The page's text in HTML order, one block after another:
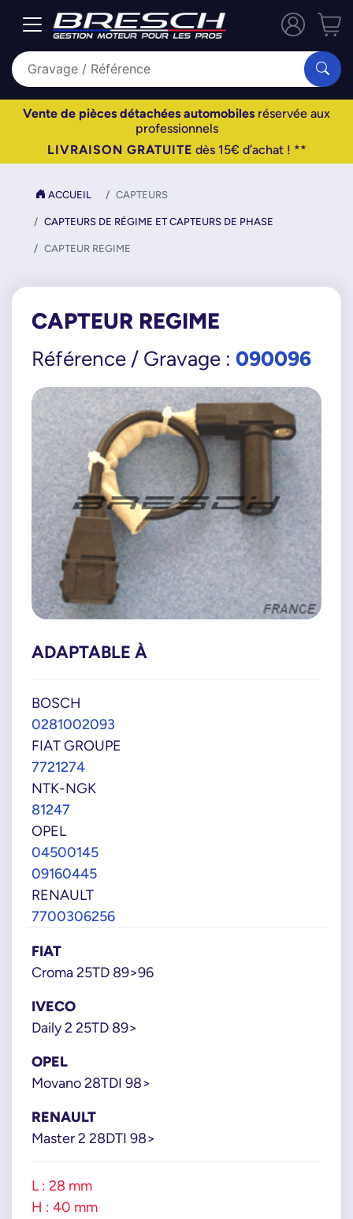
Vente de pièces détachées automobiles réservée aux
professionnels
LIVRAISON GRATUITE dès 15€ d’achat ! **
ACCUEIL CAPTEURS
CAPTEURS DE RÉGIME ET CAPTEURS DE PHASE
CAPTEUR REGIME
CAPTEUR REGIME
Référence / Gravage : 090096
ADAPTABLE À
BOSCH
0281002093
FIAT GROUPE
7721274
NTK-NGK
81247
OPEL
04500145
09160445
RENAULT
7700306256
FIAT
Croma 25TD 89>96
IVECO
Daily 2 25TD 89>
OPEL
Movano 28TDI 98>
RENAULT
Master 2 28DTI 98>
L : 28 mm
H : 40 mm